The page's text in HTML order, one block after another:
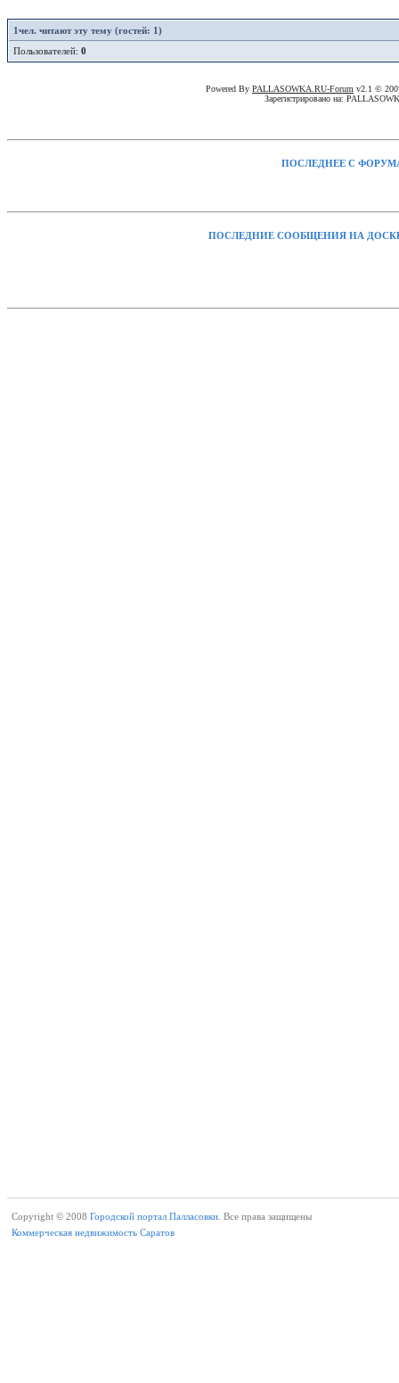
1чел. читают эту тему (гостей: 1)
Пользователей: 0
Powered By PALLASOWKA.RU-Forum v2.1 ©
Зарегистрировано на:
ПОСЛЕДНЕЕ С
ПОСЛЕДНИЕ СООБЩЕНИЯ НА
Copyright © 2008 Городской портал Палласовки. Все права защищены
Коммерческая недвижимость Саратов